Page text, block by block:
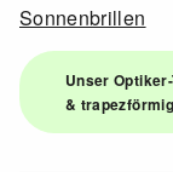
Sonnenbrillen
Unser
&